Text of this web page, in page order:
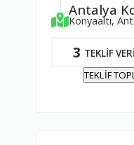
Antalya
Konyaaltı,
3 TEKLİF
TEKLİF